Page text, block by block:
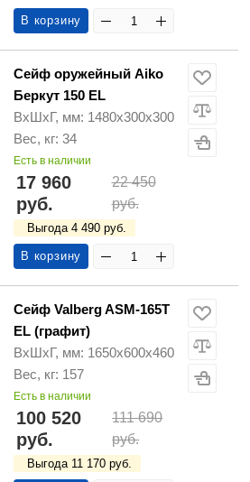
В корзину
Сейф оружейный Aiko
Беркут 150 EL
ВхШхГ, мм: 1480х300х300
Вес, кг: 34
Есть в наличии
17 960
руб.
22 450
руб.
Выгода 4 490 руб.
В корзину
Сейф Valberg ASM-165T
EL (графит)
ВхШхГ, мм: 1650х600х460
Вес, кг: 157
Есть в наличии
100 520
руб.
111 690
руб.
Выгода 11 170 руб.